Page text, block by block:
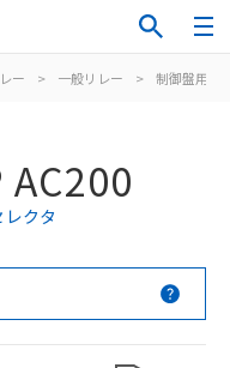
ー > 一般リレー > 制御盤用
AC200
クタ